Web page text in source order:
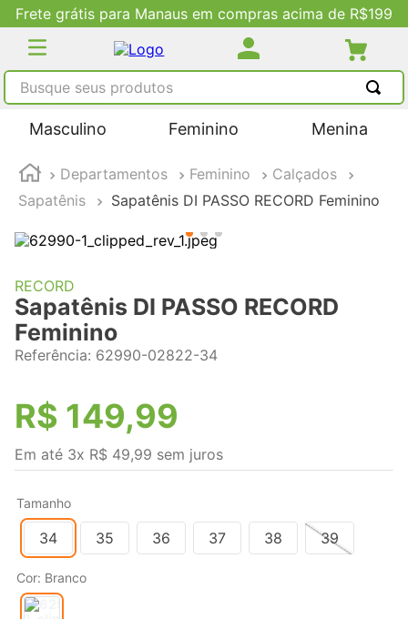
Frete grátis para Manaus em compras acima de R$199
Busque seus produtos
Masculino Feminino Menina
Departamentos Feminino
Calçados
Sapatênis
Sapatênis DI PASSO RECORD Feminino
RECORD
Sapatênis DI PASSO RECORD
Feminino
Referência: 62990-02822-34
R$ 149,99
Em até 3x R$ 49,99 sem juros
Tamanho
34 35 36 37 38 39
Cor: Branco
TERMOS MAIS BUSCADOS
2
tenis feminino
4º
adidas
5º tenis